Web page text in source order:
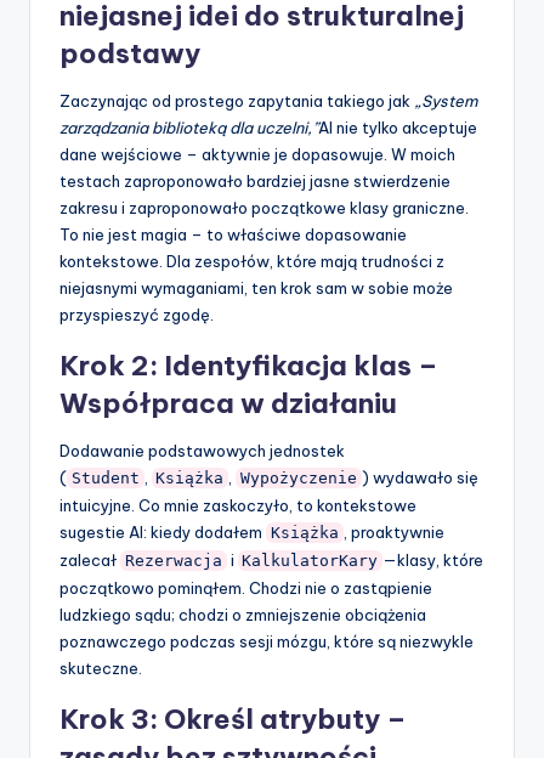
niejasnej idei do strukturalnej
podstawy
Zaczynając od prostego zapytania takiego jak „System
zarządzania biblioteką dla uczelni,”AI nie tylko akceptuje
dane wejściowe – aktywnie je dopasowuje. W moich
testach zaproponowało bardziej jasne stwierdzenie
zakresu i zaproponowało początkowe klasy graniczne.
To nie jest magia – to właściwe dopasowanie
kontekstowe. Dla zespołów, które mają trudności z
niejasnymi wymaganiami, ten krok sam w sobie może
przyspieszyć zgodę.
Krok 2: Identyfikacja klas –
Współpraca w działaniu
Dodawanie podstawowych jednostek
( Student Książka Wypożyczenie ) wydawało się
intuicyjne. Co mnie zaskoczyło, to kontekstowe
sugestie AI: kiedy dodałem Książka
, proaktywnie
zalecał Rezerwacja i KalkulatorKary —klasy, które
początkowo pominąłem. Chodzi nie o zastąpienie
ludzkiego sądu; chodzi o zmniejszenie obciążenia
poznawczego podczas sesji mózgu, które są niezwykle
skuteczne.
Krok 3: Określ atrybuty –